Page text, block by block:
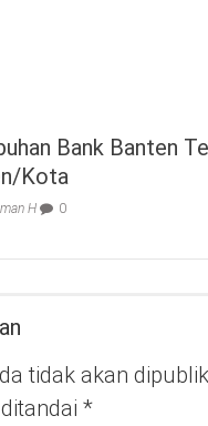
Bank Banten
Kota
H 0
tidak akan
*